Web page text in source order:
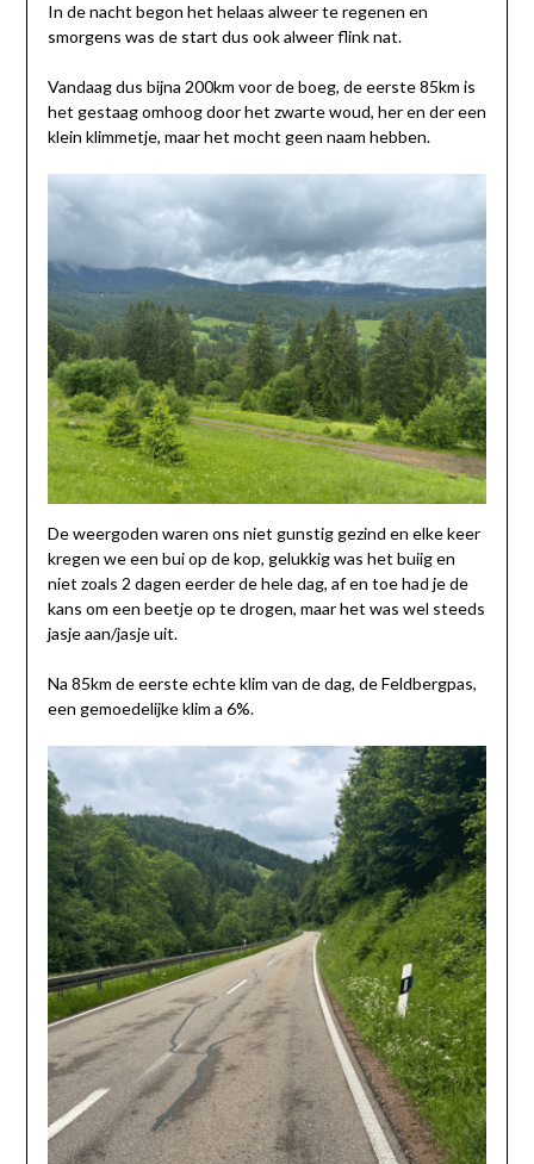
In de nacht begon het helaas alweer te regenen en
smorgens was de start dus ook alweer flink nat.
Vandaag dus bijna 200km voor de boeg, de eerste 85km is
het gestaag omhoog door het zwarte woud, her en der een
klein klimmetje, maar het mocht geen naam hebben.
De weergoden waren ons niet gunstig gezind en elke keer
kregen we een bui op de kop, gelukkig was het buiig en
niet zoals 2 dagen eerder de hele dag, af en toe had je de
kans om een beetje op te drogen, maar het was wel steeds
jasje aan/jasje uit.
Na 85km de eerste echte klim van de dag, de Feldbergpas,
een gemoedelijke klim a 6%.